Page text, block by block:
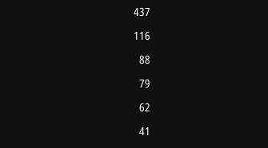
437
116
88
79
62
41